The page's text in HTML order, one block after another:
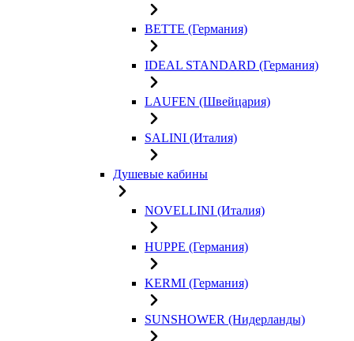
BETTE (Германия)
IDEAL STANDARD (Германия)
LAUFEN (Швейцария)
SALINI (Италия)
Душевые кабины
NOVELLINI (Италия)
HUPPE (Германия)
KERMI (Германия)
SUNSHOWER (Нидерланды)